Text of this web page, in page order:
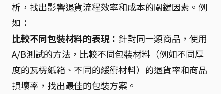
析，找出影響退貨流程效率和成本的關鍵因素。例
如：
比較不同包裝材料的表現： 針對同一類商品，使用
A/B測試的方法，比較不同包裝材料（例如不同厚
度的瓦楞紙箱、不同的緩衝材料）的退貨率和商品
損壞率，找出最佳的包裝方案。